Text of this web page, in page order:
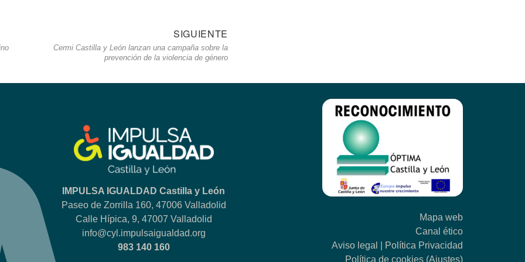
SIGUIENTE
entrada
Cermi Castilla y León lanzan una campaña sobre la
prevención de la violencia de género
IMPULSA IGUALDAD Castilla y León
Paseo de Zorrilla 160, 47006 Valladolid
Calle Hípica, 9, 47007 Valladolid
info@cyl.impulsaigualdad.org
983 140 160
Mapa web
Canal ético
Aviso legal
Política Privacidad
Política de cookies (Ajustes)